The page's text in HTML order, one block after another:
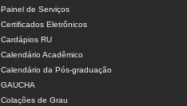
Painel de Serviços
Certificados Eletrônicos
Cardápios RU
Calendário Acadêmico
Calendário da Pós-graduação
GAUCHA
Colações de Grau